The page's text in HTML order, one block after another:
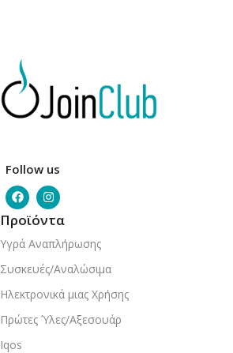
Follow us
Προϊόντα
Υγρά Αναπλήρωσης
Συσκευές/Αναλώσιμα
Ηλεκτρονικά μιας Χρήσης
Πρώτες Ύλες/Αξεσουάρ
Iqos